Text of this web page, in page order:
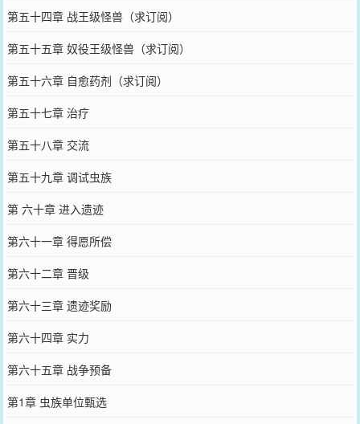
第五十四章 战王级怪兽（求订阅）
第五十五章 奴役王级怪兽（求订阅）
第五十六章 自愈药剂（求订阅）
第五十七章 治疗
第五十八章 交流
第五十九章 调试虫族
第 六十章 进入遗迹
第六十一章 得愿所偿
第六十二章 晋级
第六十三章 遗迹奖励
第六十四章 实力
第六十五章 战争预备
第1章 虫族单位甄选